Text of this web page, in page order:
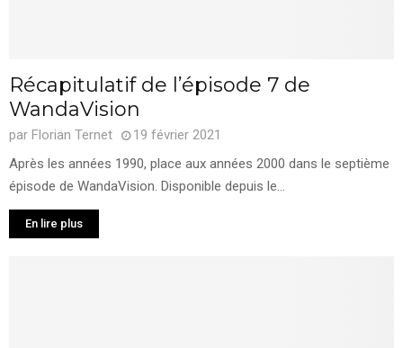
Récapitulatif de l’épisode 7 de
WandaVision
par Florian Ternet
19 février 2021
Après les années 1990, place aux années 2000 dans le septième
épisode de WandaVision. Disponible depuis le...
En lire plus